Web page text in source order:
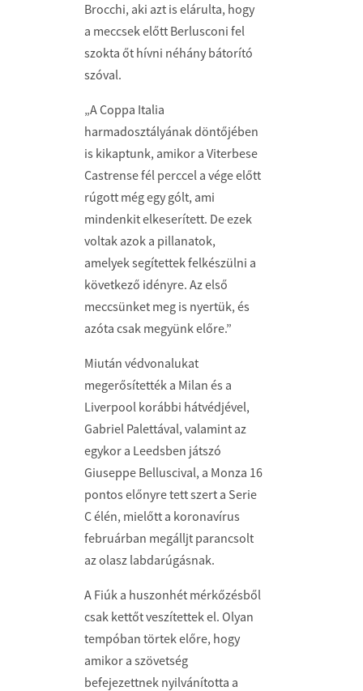
Brocchi, aki azt is elárulta, hogy
a meccsek előtt Berlusconi fel
szokta őt hívni néhány bátorító
szóval.
„A Coppa Italia
harmadosztályának döntőjében
is kikaptunk, amikor a Viterbese
Castrense fél perccel a vége előtt
rúgott még egy gólt, ami
mindenkit elkeserített. De ezek
voltak azok a pillanatok,
amelyek segítettek felkészülni a
következő idényre. Az első
meccsünket meg is nyertük, és
azóta csak megyünk előre.”
Miután védvonalukat
megerősítették a Milan és a
Liverpool korábbi hátvédjével,
Gabriel Palettával, valamint az
egykor a Leedsben játszó
Giuseppe Belluscival, a Monza 16
pontos előnyre tett szert a Serie
C élén, mielőtt a koronavírus
februárban megálljt parancsolt
az olasz labdarúgásnak.
A Fiúk a huszonhét mérkőzésből
csak kettőt veszítettek el. Olyan
tempóban törtek előre, hogy
amikor a szövetség
befejezettnek nyilvánította a